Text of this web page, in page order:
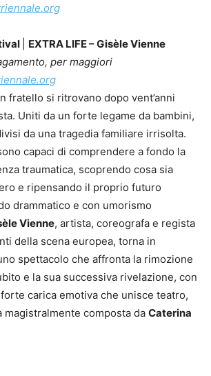
EXTRA LIFE – Gisèle Vienne
per maggiori
fratello si ritrovano dopo vent’anni
Uniti da un forte legame da bambini,
da una tragedia familiare irrisolta.
capaci di comprendere a fondo la
traumatica, scoprendo cosa sia
e ripensando il proprio futuro
drammatico e con umorismo
Vienne, artista, coreografa e regista
della scena europea, torna in
spettacolo che affronta la rimozione
e la sua successiva rivelazione, con
carica emotiva che unisce teatro,
magistralmente composta da Caterina